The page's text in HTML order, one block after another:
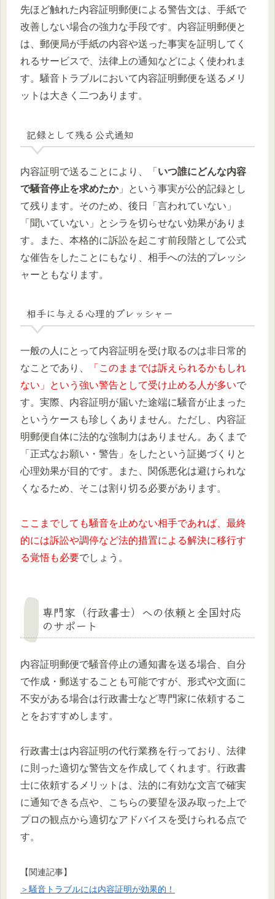
先ほど触れた内容証明郵便による警告文は、手紙で
改善しない場合の強力な手段です。内容証明郵便と
は、郵便局が手紙の内容や送った事実を証明してく
れるサービスで、法律上の通知などによく使われま
す。騒音トラブルにおいて内容証明郵便を送るメリ
ットは大きく二つあります。
記録として残る公式通知
内容証明で送ることにより、「 いつ誰にどんな内容
で騒音停止を求めたか」という事実が公的記録とし
て残ります。そのため、後日「言われていない」
「聞いていない」とシラを切らせない効果がありま
す。また、本格的に訴訟を起こす前段階として公式
な催告をしたことにもなり、相手への法的プレッシ
ャーともなります。
相手に与える心理的プレッシャー
一般の人にとって内容証明を受け取るのは非日常的
なことであり、
「このままでは訴えられるかもしれ
ない」という強い警告として受け止める人が多いで
す。実際、内容証明が届いた途端に騒音が止まった
というケースも珍しくありません。ただし、内容証
明郵便自体に法的な強制力はありません。あくまで
「正式なお願い・警告」をしたという証拠づくりと
心理効果が目的です。また、関係悪化は避けられな
くなるため、そこは割り切る必要があります。
ここまでしても騒音を止めない相手であれば、最終
的には訴訟や調停など法的措置による解決に移行す
る覚悟も必要でしょう。
専門家（行政書士）への依頼と全国対応
のサポート
内容証明郵便で騒音停止の通知書を送る場合、自分
で作成・郵送することも可能ですが、形式や文面に
不安がある場合は行政書士など専門家に依頼するこ
とをおすすめします。
行政書士は内容証明の代行業務を行っており、法律
に則った適切な警告文を作成してくれます。行政書
士に依頼するメリットは、法的に有効な文言で確実
に通知できる点や、こちらの要望を汲み取った上で
プロの観点から適切なアドバイスを受けられる点で
す。
【関連記事】
＞騒音トラブルには内容証明が効果的！